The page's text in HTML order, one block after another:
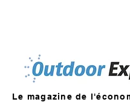
Le magazine de